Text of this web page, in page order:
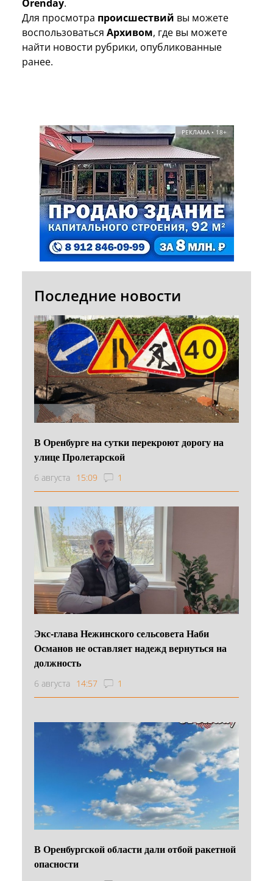
Orenday.
Для просмотра происшествий вы можете
воспользоваться Архивом, где вы можете
найти новости рубрики, опубликованные
ранее.
РЕКЛАМА • 18+
Последние новости
В Оренбурге на сутки перекроют дорогу на
улице Пролетарской
6 августа 15:09 1
Экс-глава Нежинского сельсовета Наби
Османов не оставляет надежд вернуться на
должность
6 августа 14:57 1
В Оренбургской области дали отбой ракетной
опасности